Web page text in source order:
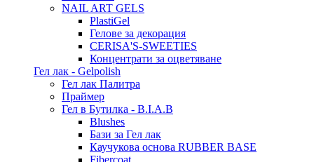
NAIL ART GELS
PlastiGel
Гелове за декорация
CERISA'S-SWEETIES
Концентрати за оцветяване
Гел лак - Gelpolish
Гел лак Палитра
Праймер
Гел в Бутилка - B.I.A.B
Blushes
Бази за Гел лак
Каучукова основа RUBBER BASE
Fibercoat